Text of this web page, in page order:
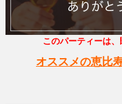
このパーティーは、
オススメの恵比